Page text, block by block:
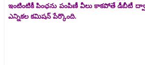
ఇంటింటికీ పింఛను పంపిణీ వీలు కాకపోతే డీబీటీ
ఎన్నికల కమిషన్ పేర్కొంది.